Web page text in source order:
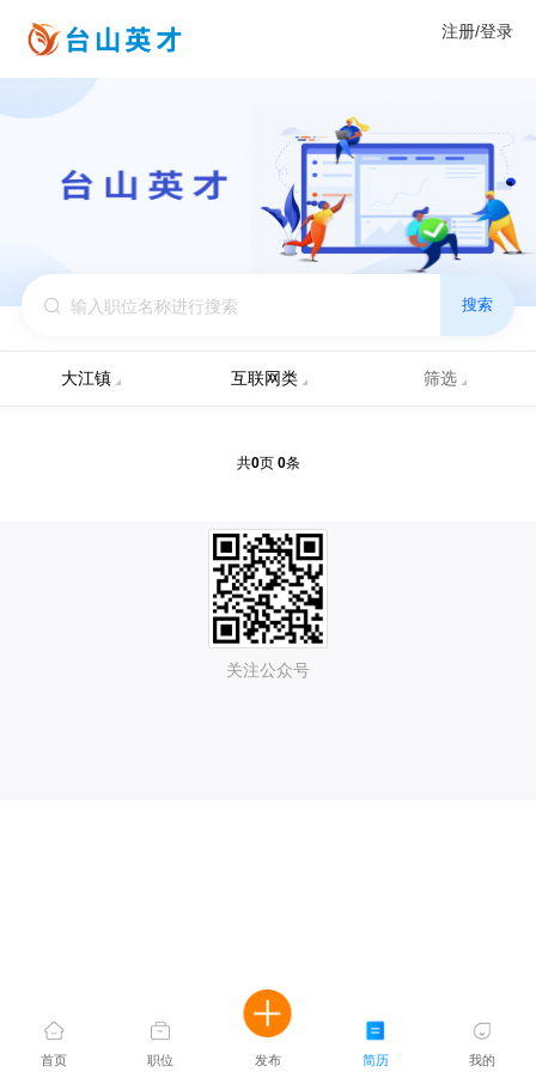
注册/登录
搜索
大江镇 互联网类 筛选
共0页 0条
关注公众号
首页 职位 发布 简历 我的